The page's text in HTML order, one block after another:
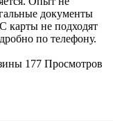
документы
карты не подходят
по телефону.
177 Просмотров